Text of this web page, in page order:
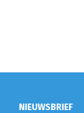
NIEUWSBRIEF